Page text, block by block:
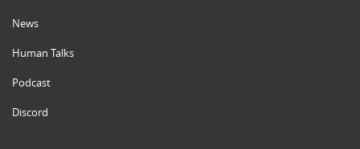
News
Human Talks
Podcast
Discord